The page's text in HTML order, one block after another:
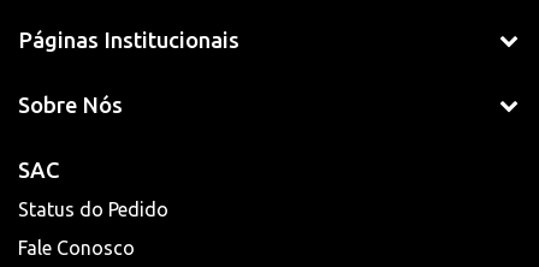
Páginas Institucionais
Sobre Nós
SAC
Status do Pedido
Fale Conosco